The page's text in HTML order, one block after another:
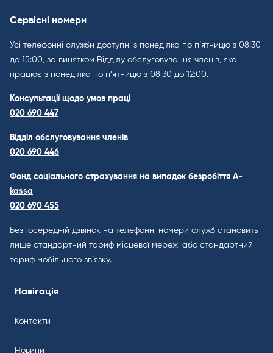
Сервісні номери
Усі телефонні служби доступні з понеділка по п’ятницю з 08:30
до 15:00, за винятком Відділу обслуговування членів, яка
працює з понеділка по п’ятницю з 08:30 до 12:00.
Консультації щодо умов праці
020 690 447
Відділ обслуговування членів
020 690 446
Фонд соціального страхування на випадок безробіття A-
kassa
020 690 455
Безпосередній дзвінок на телефонні номери служб становить
лише стандартний тариф місцевої мережі або стандартний
тариф мобільного зв’язку.
Навігація
Контакти
Новини